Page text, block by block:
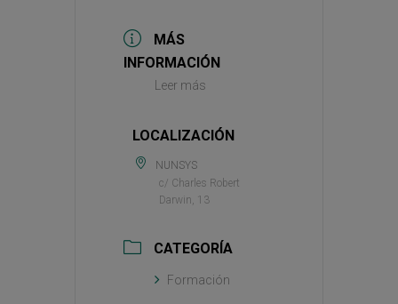
MÁS
INFORMACIÓN
Leer más
LOCALIZACIÓN
NUNSYS
c/ Charles Robert
Darwin, 13
CATEGORÍA
Formación